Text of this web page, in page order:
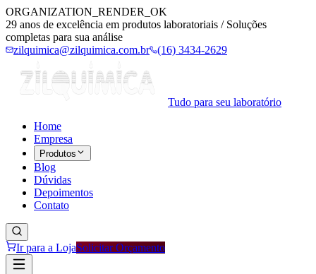
ORGANIZATION_RENDER_OK
29 anos de excelência em produtos laboratoriais / Soluções
completas para sua análise
zilquimica@zilquimica.com.br
(16) 3434-2629
Tudo para seu laboratório
Home
Empresa
Produtos
Blog
Dúvidas
Depoimentos
Contato
Ir para a LojaSolicitar Orçamento